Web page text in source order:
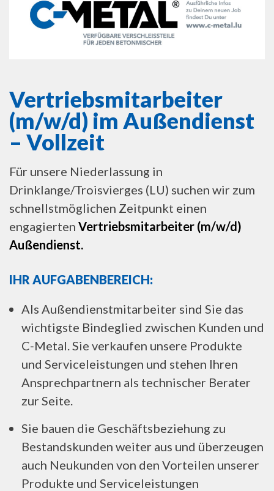
Vertriebsmitarbeiter
(m/w/d) im Außendienst
– Vollzeit
Für unsere Niederlassung in
Drinklange/Troisvierges (LU) suchen wir zum
schnellstmöglichen Zeitpunkt einen
engagierten Vertriebsmitarbeiter (m/w/d)
Außendienst.
IHR AUFGABENBEREICH:
Als Außendienstmitarbeiter sind Sie das
wichtigste Bindeglied zwischen Kunden und
C‑Metal. Sie verkaufen unsere Produkte
und Serviceleistungen und stehen Ihren
Ansprechpartnern als technischer Berater
zur Seite.
Sie bauen die Geschäftsbeziehung zu
Bestandskunden weiter aus und überzeugen
auch Neukunden von den Vorteilen unserer
Produkte und Serviceleistungen